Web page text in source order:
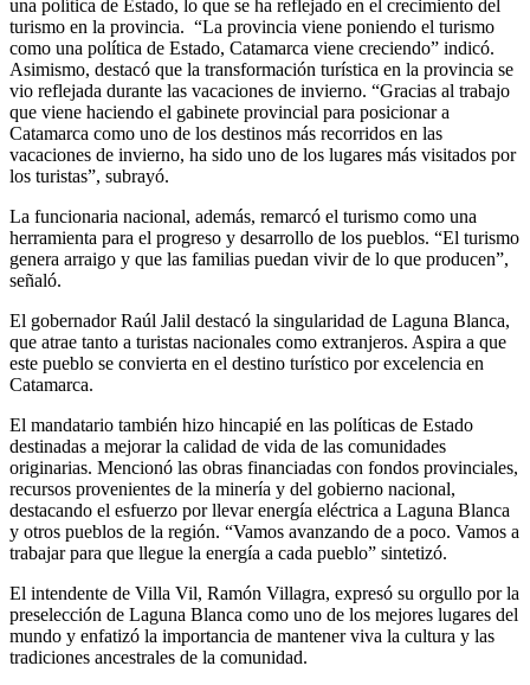
una política de Estado, lo que se ha reflejado en el crecimiento del
turismo en la provincia. “La provincia viene poniendo el turismo
como una política de Estado, Catamarca viene creciendo” indicó.
Asimismo, destacó que la transformación turística en la provincia se
vio reflejada durante las vacaciones de invierno. “Gracias al trabajo
que viene haciendo el gabinete provincial para posicionar a
Catamarca como uno de los destinos más recorridos en las
vacaciones de invierno, ha sido uno de los lugares más visitados por
los turistas”, subrayó.
La funcionaria nacional, además, remarcó el turismo como una
herramienta para el progreso y desarrollo de los pueblos. “El turismo
genera arraigo y que las familias puedan vivir de lo que producen”,
señaló.
El gobernador Raúl Jalil destacó la singularidad de Laguna Blanca,
que atrae tanto a turistas nacionales como extranjeros. Aspira a que
este pueblo se convierta en el destino turístico por excelencia en
Catamarca.
El mandatario también hizo hincapié en las políticas de Estado
destinadas a mejorar la calidad de vida de las comunidades
originarias. Mencionó las obras financiadas con fondos provinciales,
recursos provenientes de la minería y del gobierno nacional,
destacando el esfuerzo por llevar energía eléctrica a Laguna Blanca
y otros pueblos de la región. “Vamos avanzando de a poco. Vamos a
trabajar para que llegue la energía a cada pueblo” sintetizó.
El intendente de Villa Vil, Ramón Villagra, expresó su orgullo por la
preselección de Laguna Blanca como uno de los mejores lugares del
mundo y enfatizó la importancia de mantener viva la cultura y las
tradiciones ancestrales de la comunidad.